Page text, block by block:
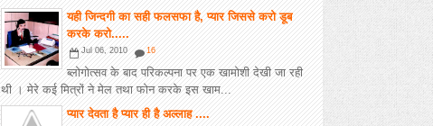
यही जिन्दगी का सही फलसफा है, प्यार जिससे करो डूब
करके करो.....
Jul 06, 2010 16
ब्लोगोत्सव के बाद परिकल्पना पर एक खामोशी देखी जा रही
थी । मेरे कई मित्रों ने मेल तथा फोन करके इस खाम...
प्यार देवता है प्यार ही है अल्लाह ....